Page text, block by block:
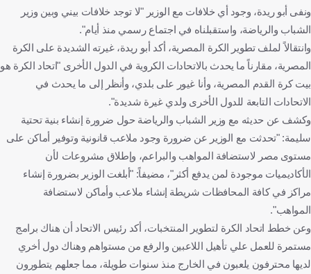
ونفى أبو ريدة، وجود أي خلافات مع الوزير "لا توجد خلافات بيني وبين وزير
الشباب والرياضة، واستقبلناه في اجتماع رسمي منذ أيام".
وانتقالاً لملف تطوير الكرة المصرية، أكد أبو ريدة، غيرته الشديدة على الكرة
المصرية، مقارناً ما يحدث بالاتحادات الكروية في الدول الأخرى "اتحاد الكرة هو
بيت كرة القدم المصرية، وأنا غيور على بلدي، وأنظر إلى ما يحدث في
الاتحادات التابعة للدول الأخرى ولدي غيرة شديدة".
وكشف عن حديثه مع وزير الشباب والرياضة حول ضرورة إنشاء بنية تحتية
سليمة: "تحدثت مع الوزير عن ضرورة وجود ملاعب قانونية وتوفير أماكن على
مستوى مصر لاستضافة المواهب والبراعم، وإطلاق مشروعات لأن
الأكاديميات موجودة لمن يدفع أكثر"، مضيفاً: "أبلغت الوزير بضرورة إنشاء
مراكز في كافة المحافظات شريطة إنشاء ملاعب وأماكن لاستضافة
المواهب".
وعن خطط اتحاد الكرة لتطوير المنتخبات، أكد رئيس الاتحاد أن هناك برامج
مستمرة للعمل علي تأهيل اللاعبين والرفع من مستواهم وهناك دول أخري
لديها محترفون يلعبون في الخارج منذ سنوات طويلة، مما جعلهم يتطورون